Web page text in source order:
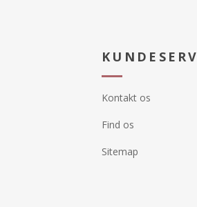
Kontakt os
Find os
Sitemap